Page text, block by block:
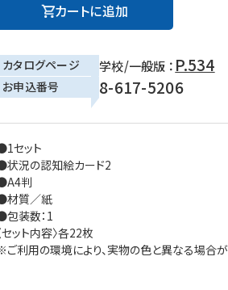
カートに追加
カタログページ 学校/一般版 ： P.534
お申込番号 8-617-5206
セット
状況の認知絵カード2
判
材質／紙
包装数：1
セット内容〉各22枚
ご利用の環境により、実物の色と異なる場合が